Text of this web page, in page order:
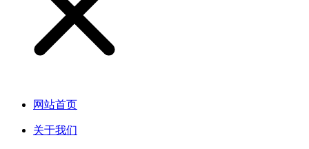
网站首页
关于我们